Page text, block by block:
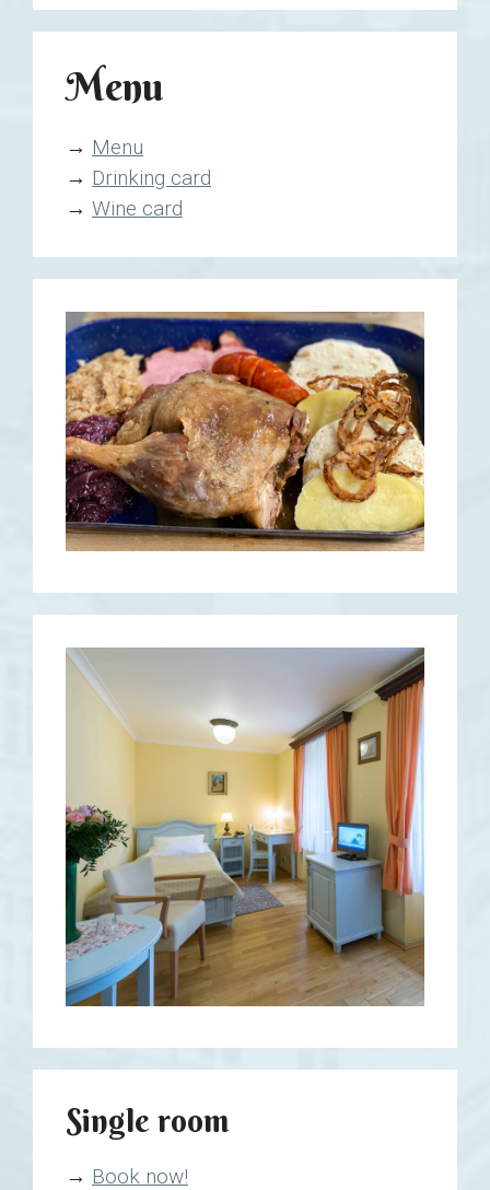
Menu
→ Menu
→ Drinking card
→ Wine card
Single room
→ Book now!